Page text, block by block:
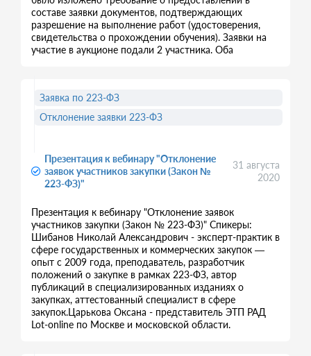
составе заявки документов, подтверждающих
разрешение на выполнение работ (удостоверения,
свидетельства о прохождении обучения). Заявки на
участие в аукционе подали 2 участника. Оба
Презентация к вебинару "Отклонение
заявок участников закупки (Закон №
223-ФЗ)"
31 августа
2020
Презентация к вебинару "Отклонение заявок
участников закупки (Закон № 223-ФЗ)" Спикеры:
Шибанов Николай Александрович - эксперт-практик в
сфере государственных и коммерческих закупок —
опыт с 2009 года, преподаватель, разработчик
положений о закупке в рамках 223-ФЗ, автор
публикаций в специализированных изданиях о
закупках, аттестованный специалист в сфере
закупок.Царькова Оксана - представитель ЭТП РАД
Lot-online по Москве и московской области.
Заявка по 223-ФЗ
Отклонение заявки 223-ФЗ